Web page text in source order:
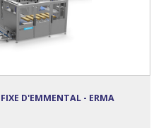
D'EMMENTAL - ERMA